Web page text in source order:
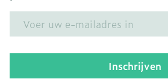
Inschrijven